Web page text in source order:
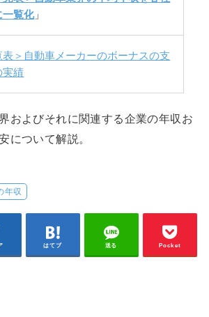
一覧化」
表＞自動車メーカーのボーナスの支
実績
およびそれに関連する企業の年収お
について解説。
年収
はてブ 送る Pocket